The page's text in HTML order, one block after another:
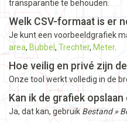
transparantie te behouden.
Welk CSV-formaat is er
Je kunt een voorbeeldgrafiek
area, Bubbel , Trechter, Meter.
Hoe veilig en privé zijn
Onze tool werkt volledig in de
Kan ik de grafiek
Ja, dat kan, gebruik Bestand »